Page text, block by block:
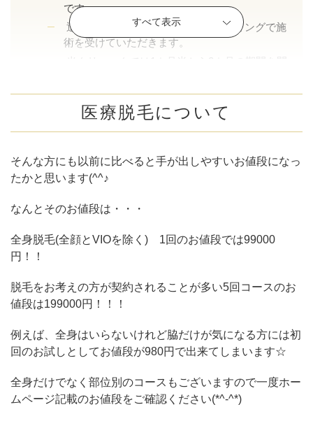
です。
退行期や休止期の毛が成長したタイミングで施
術を受けていただきます。
すべて表示
医療脱毛について
そんな方にも以前に比べると手が出しやすいお値段になっ
たかと思います(^^♪
なんとそのお値段は・・・
全身脱毛(全顔とVIOを除く) 1回のお値段では99000
円！！
脱毛をお考えの方が契約されることが多い5回コースのお
値段は199000円！！！
例えば、全身はいらないけれど脇だけが気になる方には初
回のお試しとしてお値段が980円で出来てしまいます☆
全身だけでなく部位別のコースもございますので一度ホー
ムページ記載のお値段をご確認ください(*^-^*)